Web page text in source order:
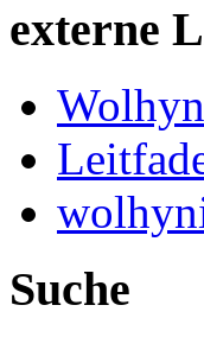
externe
Suche